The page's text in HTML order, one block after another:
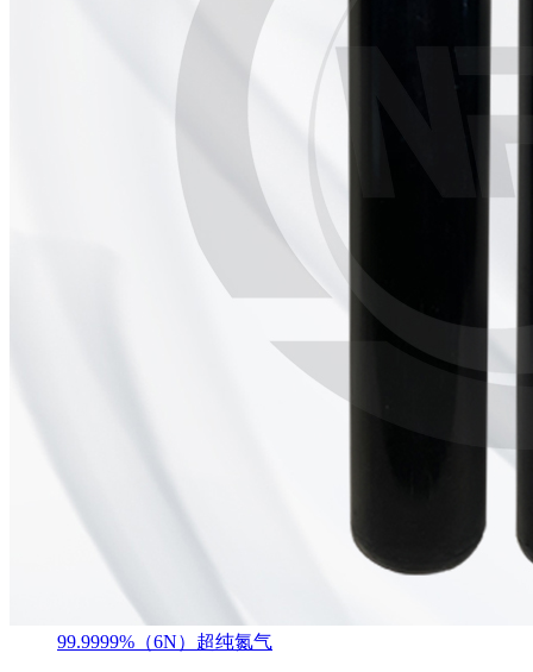
99.9999%（6N）超纯氮气